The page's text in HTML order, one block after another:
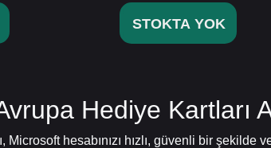
STOKTA YOK
Hediye Kartları
Microsoft hesabınızı hızlı, güvenli bir